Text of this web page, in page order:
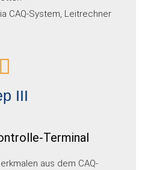
CAQ-System, Leitrechner
III
Terminal
aus dem CAQ-